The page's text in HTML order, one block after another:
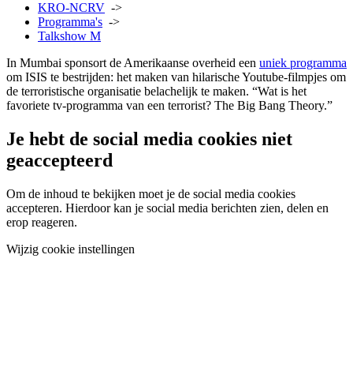
KRO-NCRV ->
Programma's ->
Talkshow M
In Mumbai sponsort de Amerikaanse overheid een uniek programma
om ISIS te bestrijden: het maken van hilarische Youtube-filmpjes om
de terroristische organisatie belachelijk te maken. “Wat is het
favoriete tv-programma van een terrorist? The Big Bang Theory.”
Je hebt de social media cookies niet
geaccepteerd
Om de inhoud te bekijken moet je de social media cookies
accepteren. Hierdoor kan je social media berichten zien, delen en
erop reageren.
Wijzig cookie instellingen